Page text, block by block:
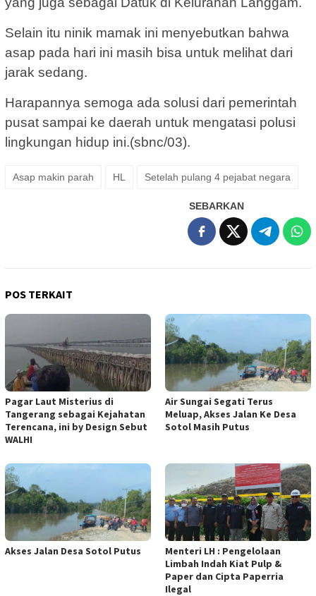
Selain itu ninik mamak ini menyebutkan bahwa
asap pada hari ini masih bisa untuk melihat dari
jarak sedang.
Harapannya semoga ada solusi dari pemerintah
pusat sampai ke daerah untuk mengatasi polusi
lingkungan hidup ini.(sbnc/03).
Asap makin parah HL Setelah pulang 4 pejabat negara
SEBARKAN
POS TERKAIT
Pagar Laut Misterius di
Tangerang sebagai Kejahatan
Terencana, ini by Design Sebut
WALHI
Air Sungai Segati Terus
Meluap, Akses Jalan Ke Desa
Sotol Masih Putus
Akses Jalan Desa Sotol Putus
Menteri LH : Pengelolaan
Limbah Indah Kiat Pulp &
Paper dan Cipta Paperria
Ilegal